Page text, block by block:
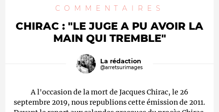
COMMENTAIRES
CHIRAC : "LE JUGE A PU AVOIR LA
MAIN QUI TREMBLE"
La rédaction
@arretsurimages
A l'occasion de la mort de Jacques Chirac, le 26
septembre 2019, nous republions cette émission de 2011.